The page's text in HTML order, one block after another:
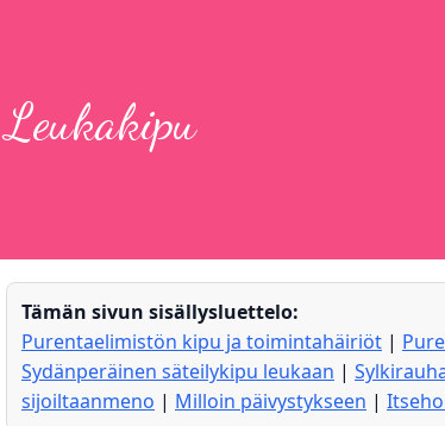
Leukakipu
Tämän sivun sisällysluettelo:
Purentaelimistön kipu ja toimintahäiriöt |
Sydänperäinen säteilykipu leukaan |
sijoiltaanmeno | Milloin päivystykseen |